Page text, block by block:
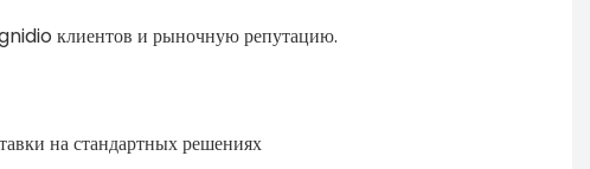
клиентов и рыночную репутацию.
на стандартных решениях